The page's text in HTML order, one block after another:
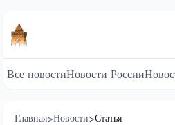
Все новостиНовости России
Главная>Новости>Статья